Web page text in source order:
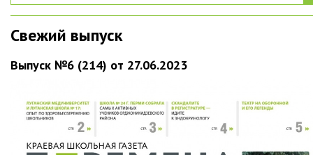
Свежий выпуск
Выпуск №6 (214) от 27.06.2023